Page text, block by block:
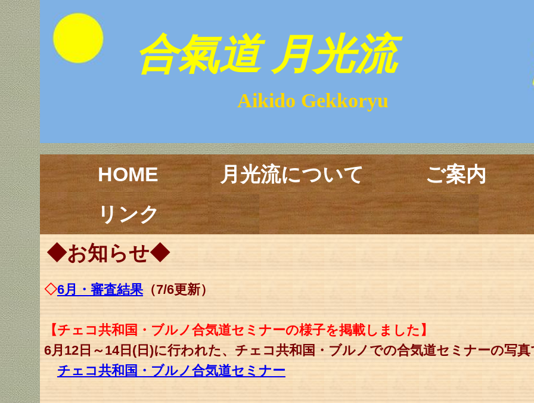
合氣道 月光流
Aikido Gekkoryu
HOME 月光流について
ご案内
リンク
◆お知らせ◆
◇6月・審査結果（7/6更新）
【チェコ共和国・ブルノ合気道セミナーの様子を掲載しました】
6月12日～14日(日)に行われた、チェコ共和国・ブルノでの合気道セミナーの写
チェコ共和国・ブルノ合気道セミナー